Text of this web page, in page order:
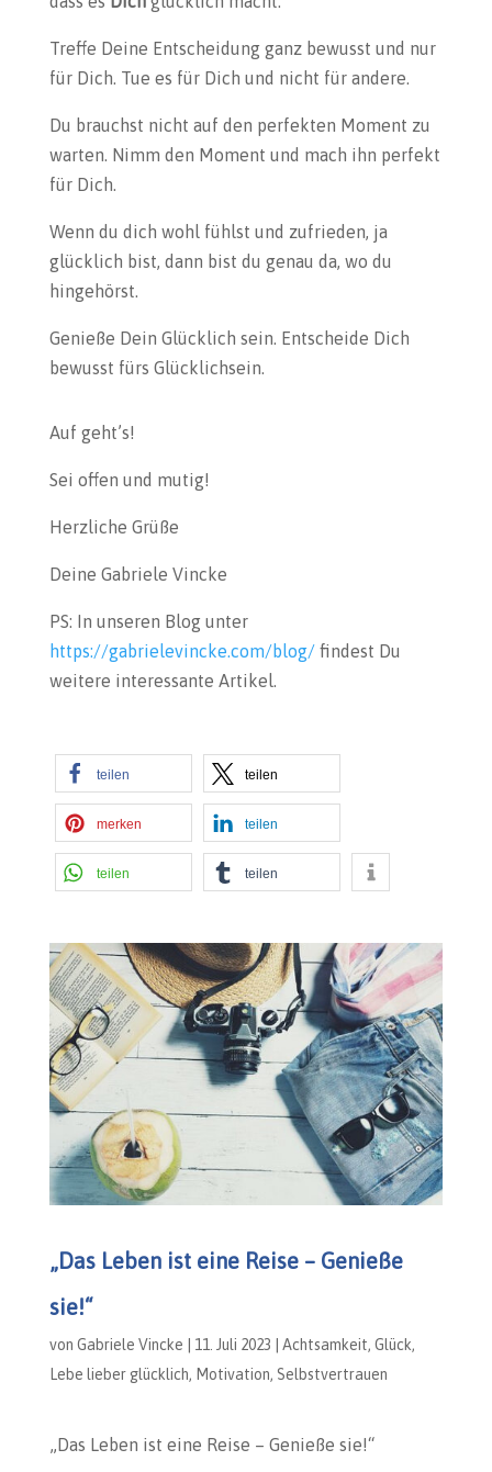
Treffe Deine Entscheidung ganz bewusst und nur
für Dich. Tue es für Dich und nicht für andere.
Du brauchst nicht auf den perfekten Moment zu
warten. Nimm den Moment und mach ihn perfekt
für Dich.
Wenn du dich wohl fühlst und zufrieden, ja
glücklich bist, dann bist du genau da, wo du
hingehörst.
Genieße Dein Glücklich sein. Entscheide Dich
bewusst fürs Glücklichsein.
Auf geht’s!
Sei offen und mutig!
Herzliche Grüße
Deine Gabriele Vincke
PS: In unseren Blog unter
https://gabrielevincke.com/blog/findest Du
weitere interessante Artikel.
teilen teilen
merken teilen
teilen teilen
„Das Leben ist eine Reise – Genieße
sie!“
von Gabriele Vincke 11. Juli 2023 Achtsamkeit, Glück,
Lebe lieber glücklich, Motivation, Selbstvertrauen
„Das Leben ist eine Reise – Genieße sie!“